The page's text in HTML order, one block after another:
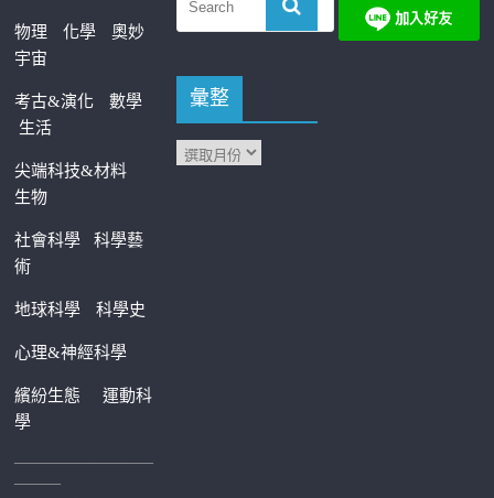
物理 化學
奧妙
宇宙
考古&演化
數學
生活
尖端科技&材料
生物
社會科學科學藝
術
地球科學 科學史
心理&神經科學
繽紛生態運動科
學
—————————
———
彙整